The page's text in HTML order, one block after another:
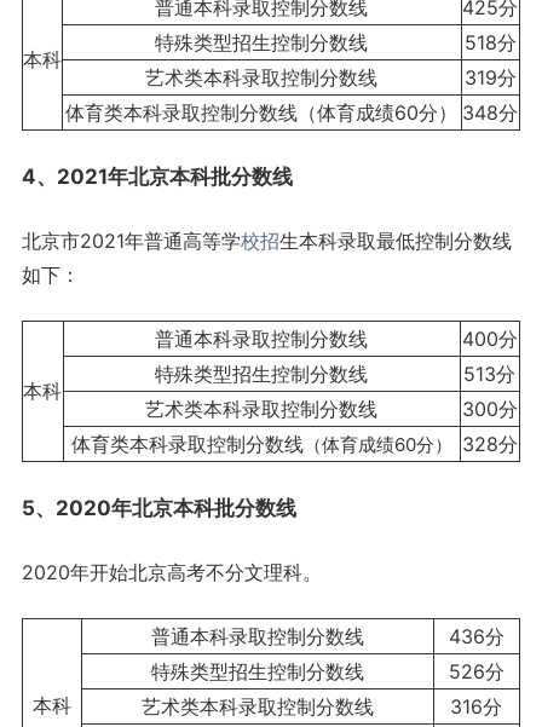
本科
普通本科录取控制分数线
425分
特殊类型招生控制分数线
518分
艺术类本科录取控制分数线
319分
体育类本科录取控制分数线（体育成绩60分）
348分
4、2021年北京本科批分数线
北京市2021年普通高等学校招生本科录取最低控制分数线
如下：
本科
普通本科录取控制分数线
400分
特殊类型招生控制分数线
513分
艺术类本科录取控制分数线
300分
体育类本科录取控制分数线（体育成绩60分） 328分
5、2020年北京本科批分数线
2020年开始北京高考不分文理科。
本科
普通本科录取控制分数线
436分
特殊类型招生控制分数线
526分
艺术类本科录取控制分数线
316分